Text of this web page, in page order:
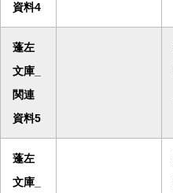
資料4
蓬左
文庫_
関連
資料5
蓬左
文庫_